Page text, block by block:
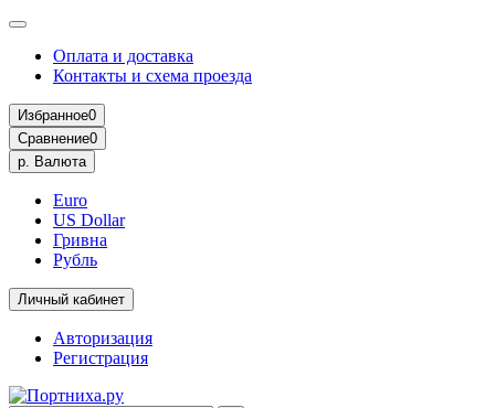
Оплата и доставка
Контакты и схема проезда
Избранное0
Сравнение0
р. Валюта
Euro
US Dollar
Гривна
Рубль
Личный кабинет
Авторизация
Регистрация